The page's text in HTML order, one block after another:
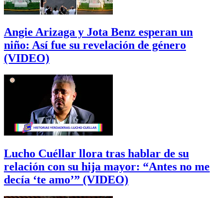
Angie Arizaga y Jota Benz esperan un
niño: Así fue su revelación de género
(VIDEO)
Lucho Cuéllar llora tras hablar de su
relación con su hija mayor: “Antes no me
decía ‘te amo’” (VIDEO)